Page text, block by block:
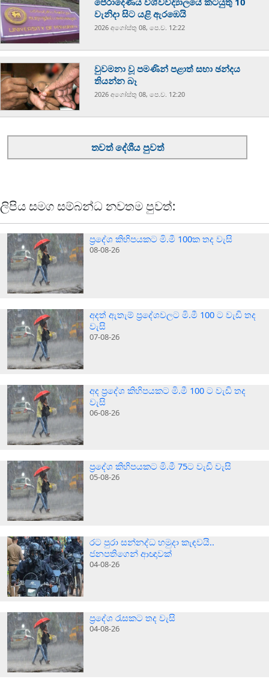
වැනිදා සිට යළි ඇරඹෙයි
2026 අගෝස්‍තු 08, පෙ.ව. 12:22
වුවමනා වූ පමණින් පළාත් සභා ඡන්දය
තියන්න බෑ
2026 අගෝස්‍තු 08, පෙ.ව. 12:20
තවත් දේශීය පුවත්
ලිපිය සමග සම්බන්ධ නවතම පුවත්:
ප්‍රදේශ කිහිපයකට මි.මී 100ක තද වැසි
08-08-26
අදත් ඇතැම් ප්‍රදේශවලට මි.මී 100 ට වැඩි තද
වැසි
07-08-26
අද ප්‍රදේශ කිහිපයකට මි.මී 100 ට වැඩි තද
වැසි
06-08-26
ප්‍රදේශ කිහිපයකට මි.මී 75ට වැඩි වැසි
05-08-26
රට පුරා සන්නද්ධ හමුදා කැඳවයි..
ජනපතිගෙන් ආඥාවක්
04-08-26
ප්‍රදේශ රැසකට තද වැසි
04-08-26